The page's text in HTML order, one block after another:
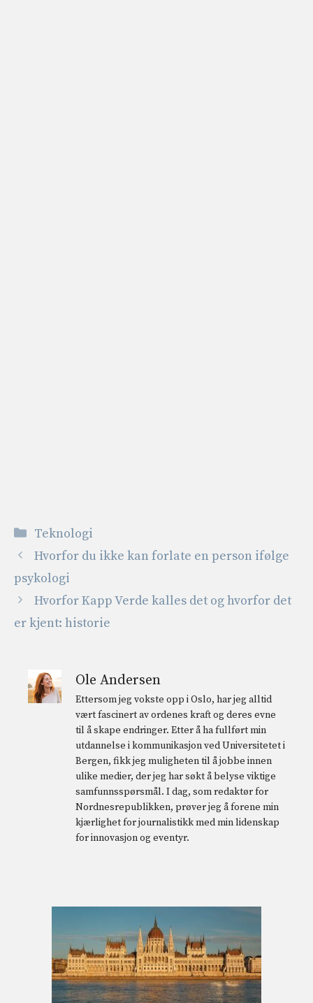
Kategorier
Teknologi
Hvorfor du ikke kan forlate en person ifølge
psykologi
Hvorfor Kapp Verde kalles det og hvorfor det
er kjent: historie
Ole Andersen
Ettersom jeg vokste opp i Oslo, har jeg alltid
vært fascinert av ordenes kraft og deres evne
til å skape endringer. Etter å ha fullført min
utdannelse i kommunikasjon ved Universitetet i
Bergen, fikk jeg muligheten til å jobbe innen
ulike medier, der jeg har søkt å belyse viktige
samfunnsspørsmål. I dag, som redaktør for
Nordnesrepublikken, prøver jeg å forene min
kjærlighet for journalistikk med min lidenskap
for innovasjon og eventyr.